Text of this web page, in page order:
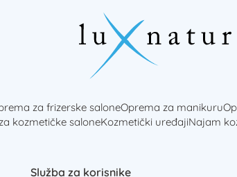
za frizerske saloneOprema za manikuru
kozmetičke saloneKozmetički uređajiNajam
Služba za korisnike